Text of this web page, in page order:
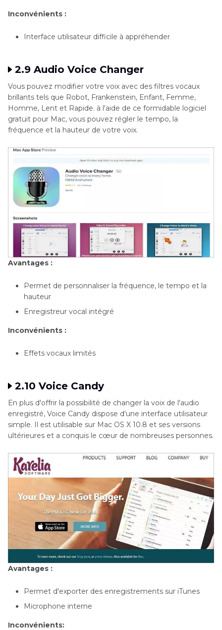
Inconvénients :
Interface utilisateur difficile à appréhender
2.9 Audio Voice Changer
Vous pouvez modifier votre voix avec des filtres vocaux
brillants tels que Robot, Frankenstein, Enfant, Femme,
Homme, Lent et Rapide. à l'aide de ce formidable logiciel
gratuit pour Mac, vous pouvez régler le tempo, la
fréquence et la hauteur de votre voix.
Avantages :
Permet de personnaliser la fréquence, le tempo et la
hauteur
Enregistreur vocal intégré
Inconvénients :
Effets vocaux limités
2.10 Voice Candy
En plus d'offrir la possibilité de changer la voix de l'audio
enregistré, Voice Candy dispose d'une interface utilisateur
simple. Il est utilisable sur Mac OS X 10.8 et ses versions
ultérieures et a conquis le cœur de nombreuses personnes.
Avantages :
Permet d'exporter des enregistrements sur iTunes
Microphone interne
Inconvénients: